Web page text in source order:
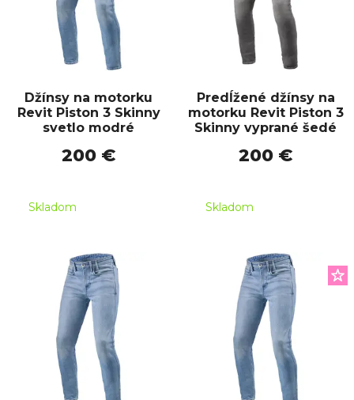
Džínsy na motorku
Revit Piston 3 Skinny
svetlo modré
200 €
Skladom
Predĺžené džínsy na
motorku Revit Piston 3
Skinny vyprané šedé
200 €
Skladom